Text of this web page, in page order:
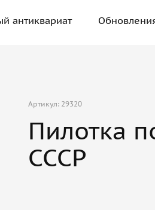
антиквариат
Артикул: 29320
Пилотка
СССР